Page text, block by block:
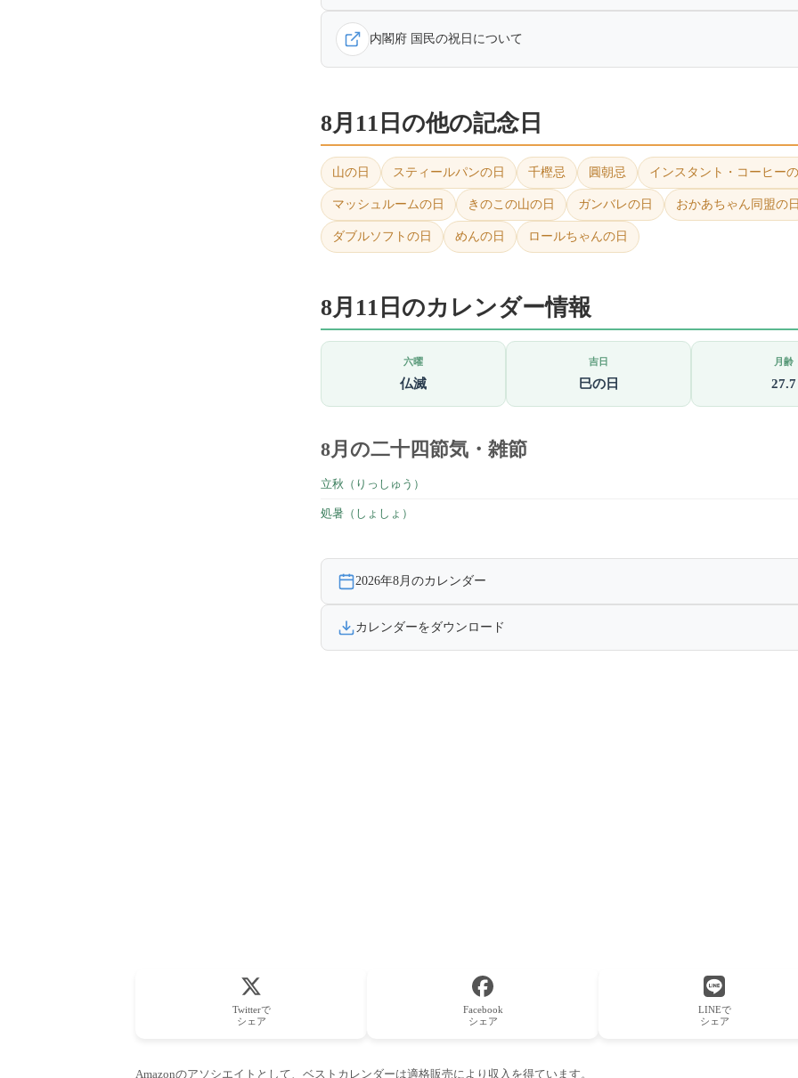
内閣府 国民の祝日について
8月11日の他の記念日
山の日 スティールパンの日 千樫忌 圓朝忌 インスタント・コーヒー
マッシュルームの日 きのこの山の日 ガンバレの日 おかあちゃん同盟の
ダブルソフトの日 めんの日 ロールちゃんの日
8月11日のカレンダー情報
六曜
仏滅
吉日
巳の日
月齢
27.7
8月の二十四節気・雑節
立秋（りっしゅう）
処暑（しょしょ）
2026年8月のカレンダー
カレンダーをダウンロード
Twitterで
シェア
Facebook
シェア
LINEで
シェア
Amazonのアソシエイトとして、ベストカレンダーは適格販売により収入を得ています。